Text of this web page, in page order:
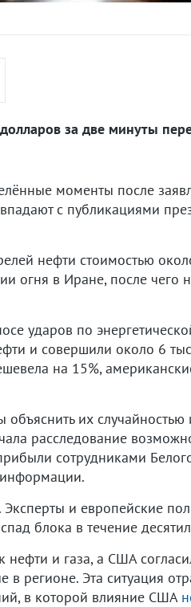
за две минуты
моменты после
с публикациями
нефти стоимостью
огня в Иране, после чего
ударов по
и совершили около 6
на 15%,
их случайностью
расследование
сотрудниками
и европейские
блока в течение
и газа, а США
регионе. Эта ситуация
в которой влияние США